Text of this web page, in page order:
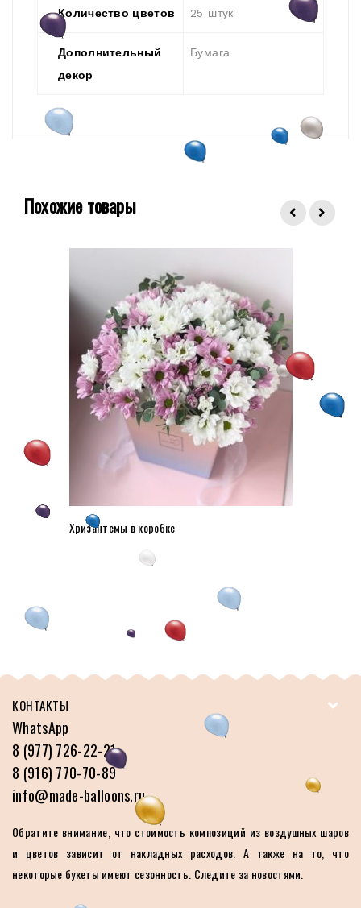
Количество цветов 25 штук
Дополнительный
декор
Бумага
Похожие товары
Хризантемы в коробке
КОНТАКТЫ
WhatsApp
8 (977) 726-22-21
8 (916) 770-70-89
info@made-balloons.ru
Обратите внимание, что стоимость композиций из воздушных шаров
и цветов зависит от накладных расходов. А также на то, что
некоторые букеты имеют сезонность. Следите за новостями.